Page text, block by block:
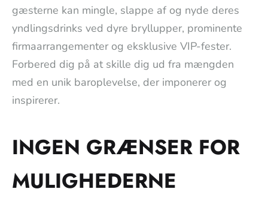
gæsterne kan mingle, slappe af og nyde deres
yndlingsdrinks ved dyre bryllupper, prominente
firmaarrangementer og eksklusive VIP-fester.
Forbered dig på at skille dig ud fra mængden
med en unik baroplevelse, der imponerer og
inspirerer.
INGEN GRÆNSER FOR
MULIGHEDERNE